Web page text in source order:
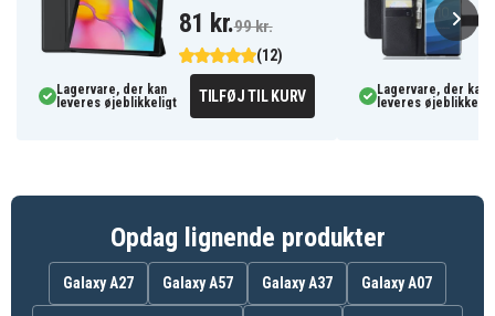
(12)
81 kr.99 kr.
Lagervare, der kan
leveres øjeblikkeligt
TILFØJ TIL KURV
Lagervare, der kan
leveres
Opdag lignende produkter
Galaxy A27 Galaxy A57 Galaxy A37 Galaxy A07